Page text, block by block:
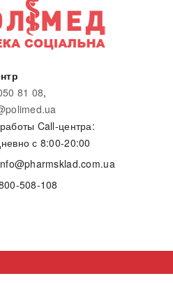
81 08,
Call-центра:
с 8:00-20:00
508-108